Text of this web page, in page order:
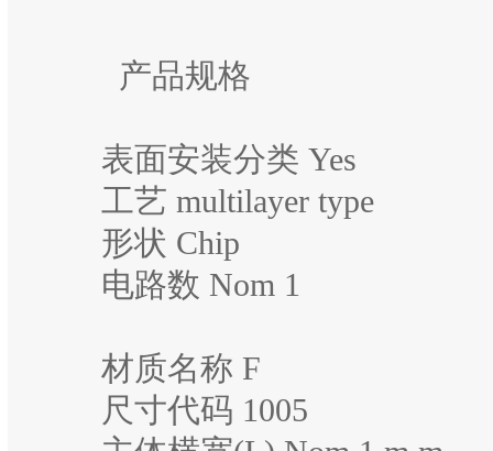
产品规格
表面安装分类 Yes
工艺 multilayer type
形状 Chip
电路数 Nom 1
材质名称 F
尺寸代码 1005